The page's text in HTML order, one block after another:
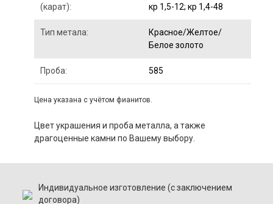
(карат):
кр 1,5-12; кр 1,4-48
Тип метала:
Красное/Желтое/
Белое золото
Проба: 585
Цена указана с учётом фианитов.
Цвет украшения и проба металла, а также
драгоценные камни по Вашему выбору.
Индивидуальное изготовление (с заключением
договора)